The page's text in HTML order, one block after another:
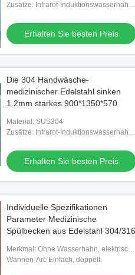
Anästhesie-Deckenpendel
Zusätze: Infrarot-Induktionswasserhahn
Erhalten Sie besten Preis
Die 304 Handwäsche-
medizinischer Edelstahl sinken
1.2mm starkes 900*1350*570
Material: SUS304
Zusätze: Infrarot-Induktionswasserhahn
Erhalten Sie besten Preis
Individuelle Spezifikationen
Parameter Medizinische
Spülbecken aus Edelstahl 304/316
Merkmal: Ohne Wasserhahn, elektrische
Wasserhähne, abnehmbare Anti-
Wannen-Art: Einfach, doppelt.